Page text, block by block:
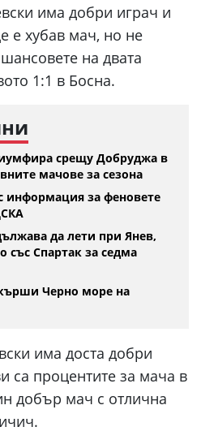
има добри играч и
е хубав мач, но не
на двата
1:1 в Босна.
срещу Добруджа в
мачове за сезона
информация за феновете
да лети при Янев,
със Спартак за седма
Черно море на
има доста добри
са процентите за мача в
добър мач с отлична